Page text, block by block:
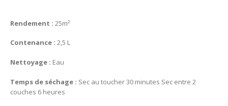
Rendement : 25m²
Contenance : 2,5 L
Nettoyage : Eau
Temps de séchage : Sec au toucher 30 minutes Sec entre 2
couches 6 heures